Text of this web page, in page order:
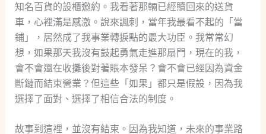
知名百貨的設櫃邀約。我看著那輛已經贖回來的送貨
車，心裡滿是感激。說來諷刺，當年我最看不起的「當
鋪」，居然成了我事業轉捩點的最大功臣。我常常幻
想，如果那天我沒有鼓起勇氣走進那扇門，現在的我，
會不會還在收攤後對著賬本發呆？會不會已經因為資金
斷鏈而結束營業？但這些「如果」都只是假設，因為我
選擇了面對、選擇了相信合法的制度。
故事到這裡，並沒有結束。因為我知道，未來的事業路